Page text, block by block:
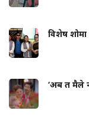
विशेष शोमा
‘अब त मैले